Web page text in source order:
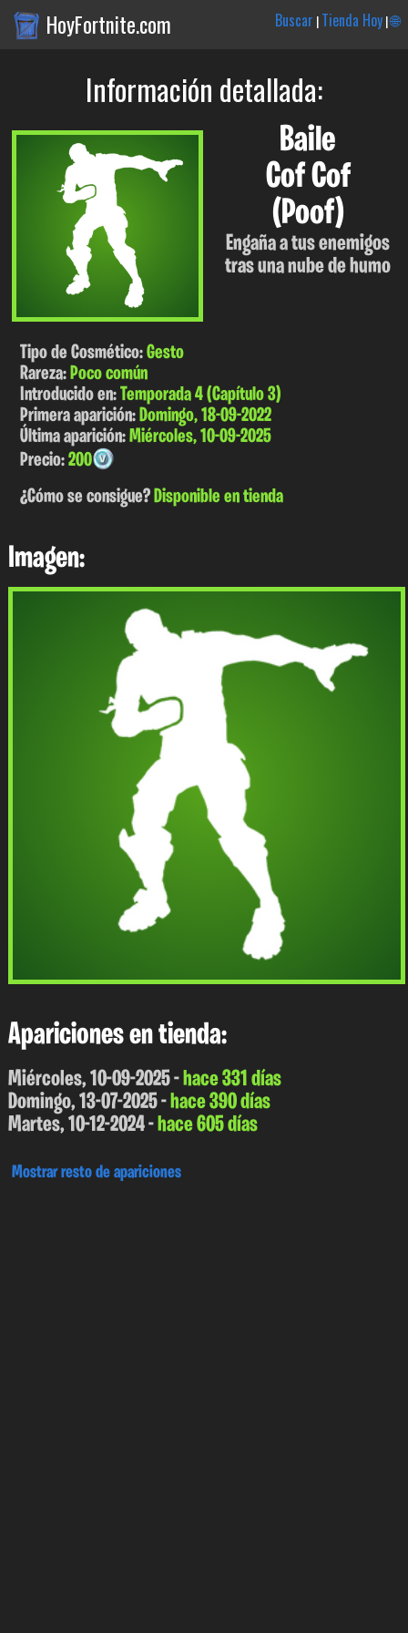
HoyFortnite.com Buscar |Tienda Hoy|🌐
Información detallada:
Baile
Cof Cof
(Poof)
Engaña a tus enemigos
tras una nube de humo
Tipo de Cosmético:Gesto
Rareza:Poco común
Introducido en:Temporada 4 (Capítulo 3)
Primera aparición:Domingo, 18-09-2022
Última aparición:Miércoles, 10-09-2025
Precio:200
¿Cómo se consigue?Disponible en tienda
Imagen:
Apariciones en tienda:
Miércoles, 10-09-2025 -hace 331 días
Domingo, 13-07-2025 -hace 390 días
Martes, 10-12-2024 -hace 605 días
Mostrar resto de apariciones